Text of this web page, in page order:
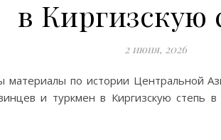
в Киргизскую
2 июня, 2026
материалы по истории Центральной
и туркмен в Киргизскую степь